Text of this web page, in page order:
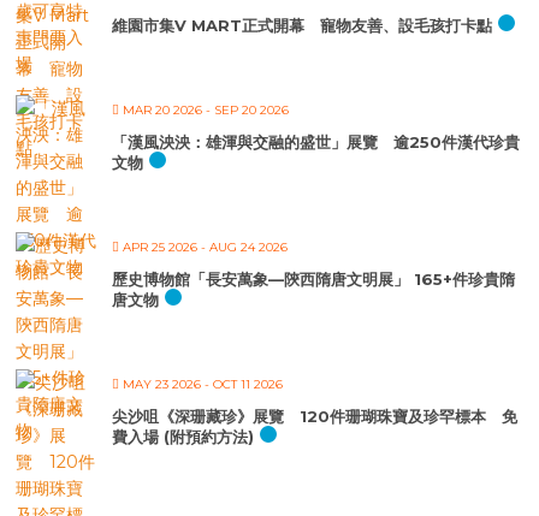
維園市集V MART正式開幕 寵物友善、設毛孩打卡點
MAR 20 2026 - SEP 20 2026
「漢風泱泱：雄渾與交融的盛世」展覽 逾250件漢代珍貴
文物
APR 25 2026 - AUG 24 2026
歷史博物館「長安萬象—陝西隋唐文明展」 165+件珍貴隋
唐文物
MAY 23 2026 - OCT 11 2026
尖沙咀《深珊藏珍》展覽 120件珊瑚珠寶及珍罕標本 免
費入場 (附預約方法)